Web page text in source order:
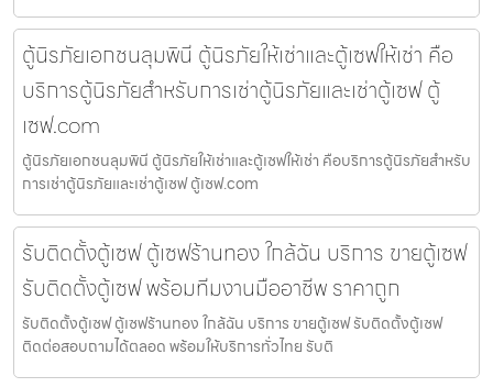
ตู้นิรภัยเอกชนลุมพินี ตู้นิรภัยให้เช่าและตู้เซฟให้เช่า คือ
บริการตู้นิรภัยสำหรับการเช่าตู้นิรภัยและเช่าตู้เซฟ ตู้
เซฟ.com
ตู้นิรภัยเอกชนลุมพินี ตู้นิรภัยให้เช่าและตู้เซฟให้เช่า คือบริการตู้นิรภัยสำหรับ
การเช่าตู้นิรภัยและเช่าตู้เซฟ ตู้เซฟ.com
รับติดตั้งตู้เซฟ ตู้เซฟร้านทอง ใกล้ฉัน บริการ ขายตู้เซฟ
รับติดตั้งตู้เซฟ พร้อมทีมงานมืออาชีพ ราคาถูก
รับติดตั้งตู้เซฟ ตู้เซฟร้านทอง ใกล้ฉัน บริการ ขายตู้เซฟ รับติดตั้งตู้เซฟ
ติดต่อสอบถามได้ตลอด พร้อมให้บริการทั่วไทย รับติ